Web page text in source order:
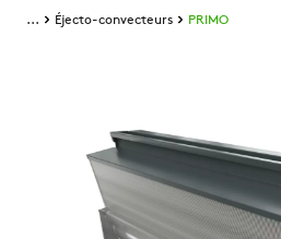
... Éjecto-convecteurs PRIMO